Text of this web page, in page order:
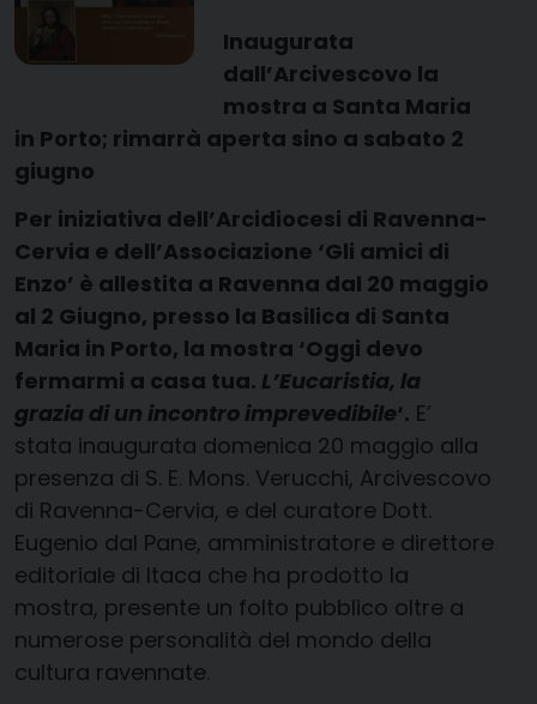
Inaugurata
dall’Arcivescovo la
mostra a Santa Maria
in Porto; rimarrà aperta sino a sabato 2
giugno
Per iniziativa dell’Arcidiocesi di Ravenna-
Cervia e dell’Associazione ‘Gli amici di
Enzo’ è allestita a Ravenna dal 20 maggio
al 2 Giugno, presso la Basilica di Santa
Maria in Porto, la mostra ‘Oggi devo
fermarmi a casa tua. L’Eucaristia, la
grazia di un incontro imprevedibile‘. E’
stata inaugurata domenica 20 maggio alla
presenza di S. E. Mons. Verucchi, Arcivescovo
di Ravenna-Cervia, e del curatore Dott.
Eugenio dal Pane, amministratore e direttore
editoriale di Itaca che ha prodotto la
mostra, presente un folto pubblico oltre a
numerose personalità del mondo della
cultura ravennate.